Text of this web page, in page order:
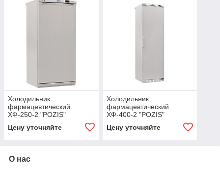
Холодильник
фармацевтический
ХФ-250-2 "POZIS"
Цену уточняйте
Холодильник
фармацевтический
ХФ-400-2 "POZIS"
Цену уточняйте
О нас